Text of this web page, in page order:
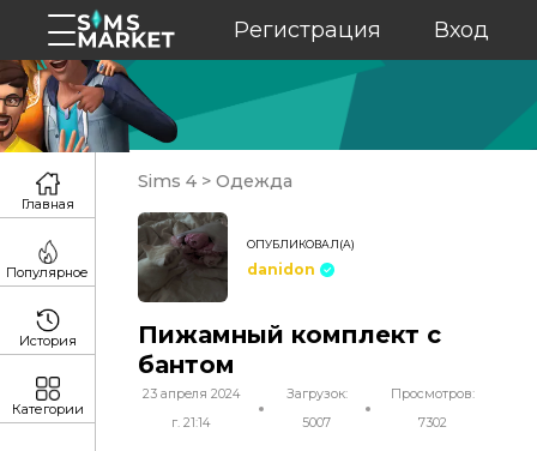
Регистрация Вход
Sims 4 > Одежда
ОПУБЛИКОВАЛ(А)
danidon
Пижамный комплект с
бантом
23 апреля 2024
г. 21:14
Загрузок:
5007
Просмотров:
7302
Главная
Популярное
История
Категории